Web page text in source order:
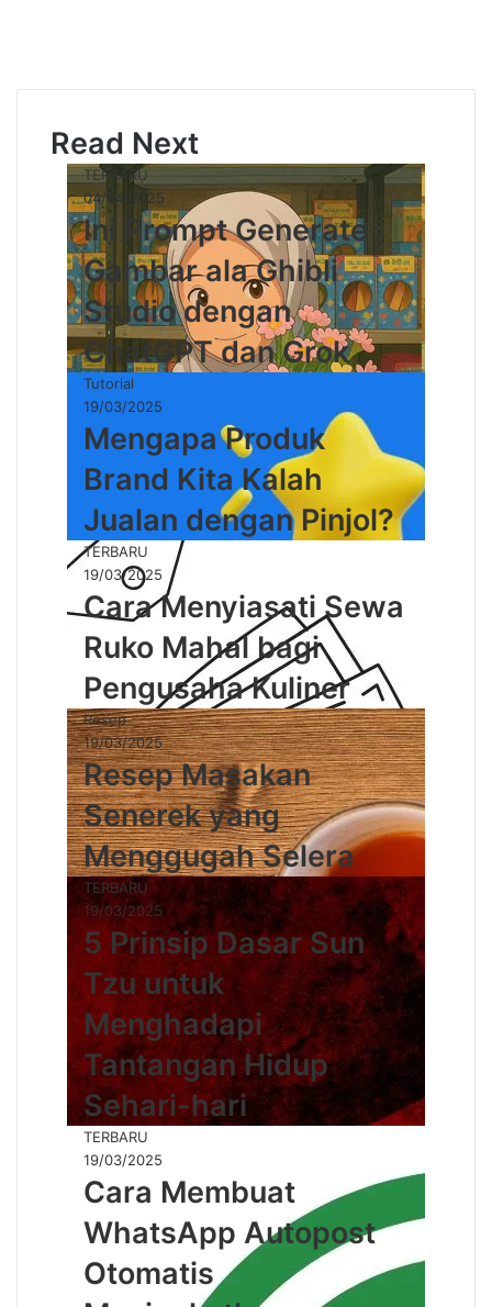
Read Next
TERBARU
04/04/2025
Ini Prompt Generate
Gambar ala Ghibli
Studio dengan
ChatGPT dan Grok
Tutorial
19/03/2025
Mengapa Produk
Brand Kita Kalah
Jualan dengan Pinjol?
TERBARU
19/03/2025
Cara Menyiasati Sewa
Ruko Mahal bagi
Pengusaha Kuliner
Resep
19/03/2025
Resep Masakan
Senerek yang
Menggugah Selera
TERBARU
19/03/2025
5 Prinsip Dasar Sun
Tzu untuk
Menghadapi
Tantangan Hidup
Sehari-hari
TERBARU
19/03/2025
Cara Membuat
WhatsApp Autopost
Otomatis